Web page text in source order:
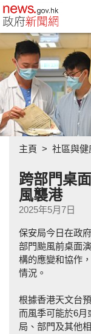
政府新聞網主頁
主頁 社區與健
跨部門桌
風襲港
2025年5月7日
保安局今日在政
部門颱風前桌面
構的應變和協作
情況。
根據香港天文台
而風季可能於6月
局、部門及其他